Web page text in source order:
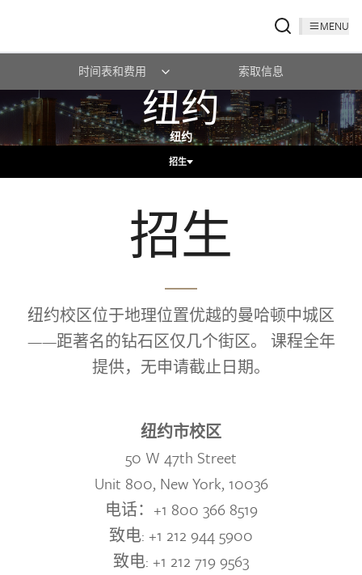
MENU
时间表和费用 索取信息
纽约
纽约
招生
招生
纽约校区位于地理位置优越的曼哈顿中城区
——距著名的钻石区仅几个街区。 课程全年
提供，无申请截止日期。
纽约市校区
50 W 47th Street
Unit 800, New York, 10036
电话：+1 800 366 8519
致电: +1 212 944 5900
致电: +1 212 719 9563